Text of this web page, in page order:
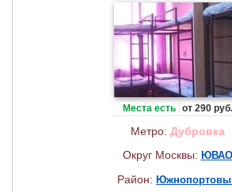
Места есть от 290 руб.
Метро: Дубровка
Округ Москвы: ЮВАО
Район: